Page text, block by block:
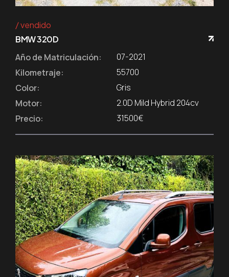
vendido
BMW 320D
Año de Matriculación:
07-2021
Kilometraje:
55700
Color:
Gris
Motor:
2.0D Mild Hybrid 204cv
Precio:
31500€